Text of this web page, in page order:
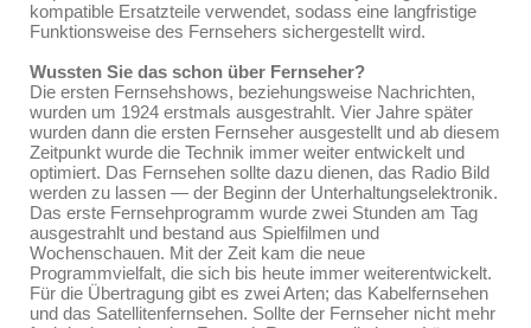
kompatible Ersatzteile verwendet, sodass eine langfristige
Funktionsweise des Fernsehers sichergestellt wird.
Wussten Sie das schon über Fernseher?
Die ersten Fernsehshows, beziehungsweise Nachrichten,
wurden um 1924 erstmals ausgestrahlt. Vier Jahre später
wurden dann die ersten Fernseher ausgestellt und ab diesem
Zeitpunkt wurde die Technik immer weiter entwickelt und
optimiert. Das Fernsehen sollte dazu dienen, das Radio Bild
werden zu lassen — der Beginn der Unterhaltungselektronik.
Das erste Fernsehprogramm wurde zwei Stunden am Tag
ausgestrahlt und bestand aus Spielfilmen und
Wochenschauen. Mit der Zeit kam die neue
Programmvielfalt, die sich bis heute immer weiterentwickelt.
Für die Übertragung gibt es zwei Arten; das Kabelfernsehen
und das Satellitenfernsehen. Sollte der Fernseher nicht mehr